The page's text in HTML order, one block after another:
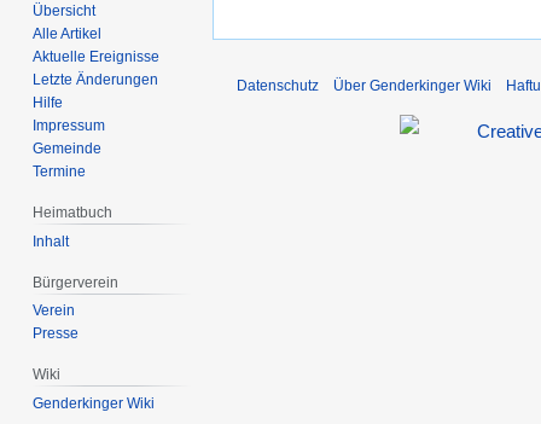
Übersicht
Alle Artikel
Aktuelle Ereignisse
Letzte Änderungen
Hilfe
Impressum
Gemeinde
Termine
Heimatbuch
Inhalt
Bürgerverein
Verein
Presse
Wiki
Genderkinger Wiki
Datenschutz Über Genderkinger Wiki